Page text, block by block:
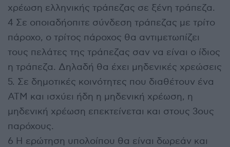
χρέωση ελληνικής τράπεζας σε ξένη τράπεζα.
4 Σε οποιαδήοπιτε σύνδεση τράπεζας με τρίτο
πάροχο, ο τρίτος πάροχος θα αντιμετωπίζει
τους πελάτες της τράπεζας σαν να είναι ο ίδιος
η τράπεζα. Δηλαδή θα έχει μηδενικές χρεώσεις
5. Σε δημοτικές κοινότητες που διαθέτουν ένα
ΑΤΜ και ισχύει ήδη η μηδενική χρέωση, η
μηδενική χρέωση επεκτείνεται και στους 3ους
παρόχους.
6 Η ερώτηση υπολοίπου θα είναι δωρεάν και